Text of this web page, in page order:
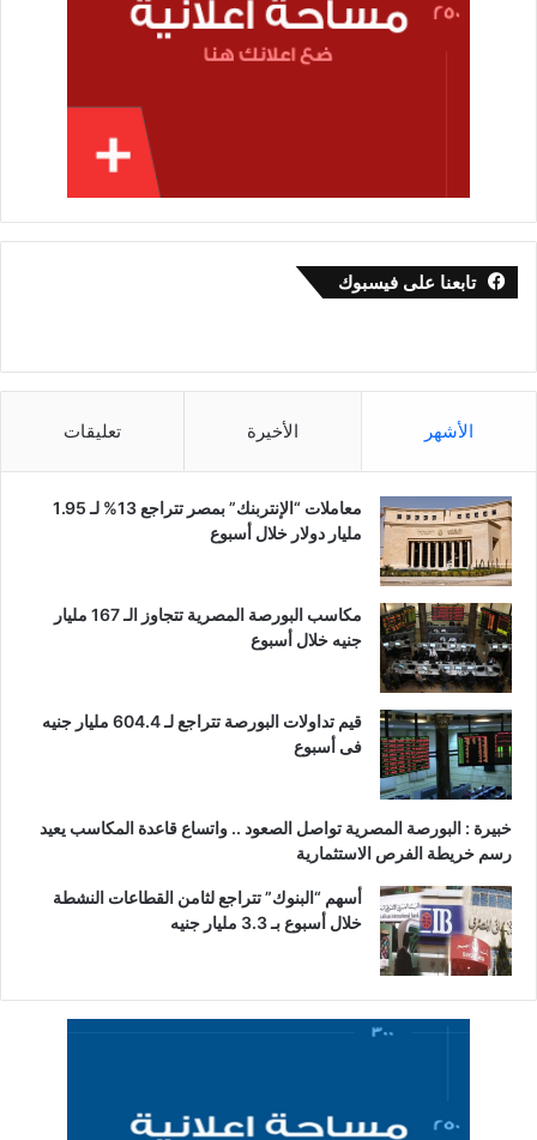
تابعنا على فيسبوك
الأشهر الأخيرة تعليقات
معاملات “الإنتربنك” بمصر تتراجع 13% لـ 1.95
مليار دولار خلال أسبوع
مكاسب البورصة المصرية تتجاوز الـ 167 مليار
جنيه خلال أسبوع
قيم تداولات البورصة تتراجع لـ 604.4 مليار جنيه
فى أسبوع
خبيرة : البورصة المصرية تواصل الصعود .. واتساع قاعدة المكاسب يعيد
رسم خريطة الفرص الاستثمارية
أسهم “البنوك” تتراجع لثامن القطاعات النشطة
خلال أسبوع بـ 3.3 مليار جنيه